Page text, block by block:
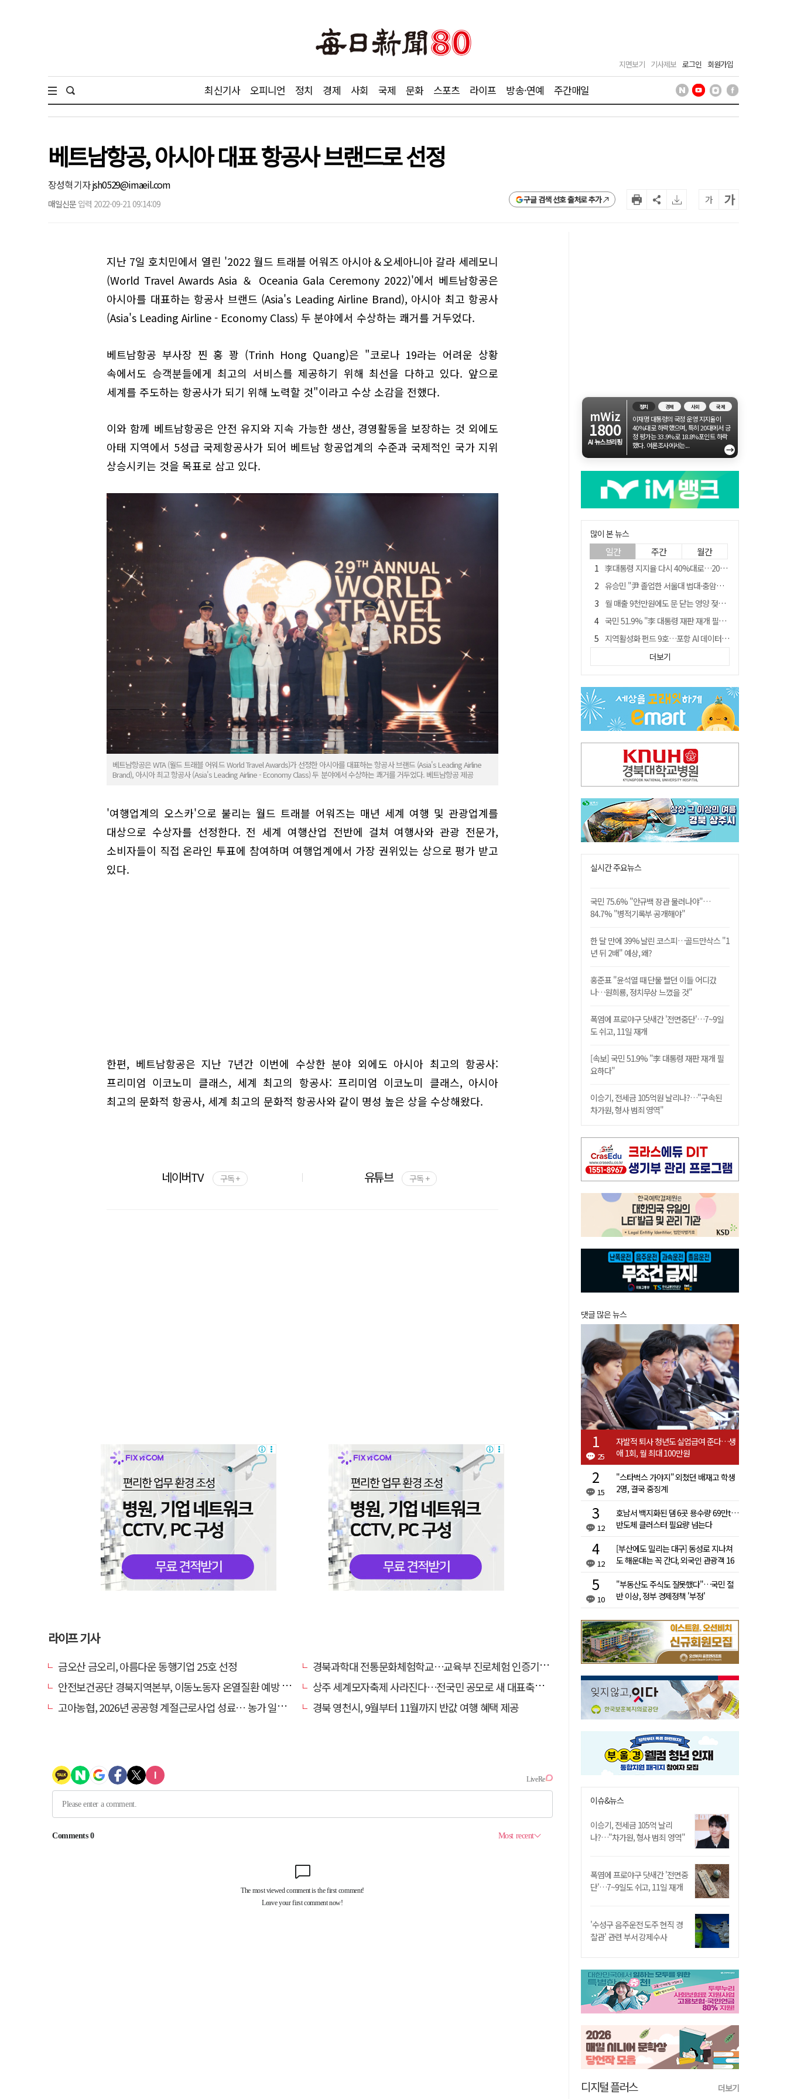
지면보기 기사제보 로그인 회원가입
최신기사 오피니언 정치 경제 사회 국제 문화 스포츠 라이프 방송·연예 주간매일
베트남항공, 아시아 대표 항공사 브랜드로 선정
장성혁 기자jsh0529@imaeil.com
매일신문 입력 2022-09-21 09:14:09 구글 검색 선호 출처로 추가 가 가
지난 7일 호치민에서 열린 '2022 월드 트래블 어워즈 아시아＆오세아니아 갈라 세레모니
(World Travel Awards Asia ＆ Oceania Gala Ceremony 2022)'에서 베트남항공은
아시아를 대표하는 항공사 브랜드 (Asia's Leading Airline Brand), 아시아 최고 항공사
(Asia's Leading Airline - Economy Class) 두 분야에서 수상하는 쾌거를 거두었다.
베트남항공 부사장 찐 홍 꽝 (Trinh Hong Quang)은 "코로나 19라는 어려운 상황
속에서도 승객분들에게 최고의 서비스를 제공하기 위해 최선을 다하고 있다. 앞으로
세계를 주도하는 항공사가 되기 위해 노력할 것"이라고 수상 소감을 전했다.
이와 함께 베트남항공은 안전 유지와 지속 가능한 생산, 경영활동을 보장하는 것 외에도
아태 지역에서 5성급 국제항공사가 되어 베트남 항공업계의 수준과 국제적인 국가 지위
상승시키는 것을 목표로 삼고 있다.
베트남항공은 WTA (월드 트래블 어워드 World Travel Awards)가 선정한 아시아를 대표하는 항공사 브랜드 (Asia's Leading Airline
Brand), 아시아 최고 항공사 (Asia's Leading Airline - Economy Class) 두 분야에서 수상하는 쾌거를 거두었다. 베트남항공 제공
'여행업계의 오스카'으로 불리는 월드 트래블 어워즈는 매년 세계 여행 및 관광업계를
대상으로 수상자를 선정한다. 전 세계 여행산업 전반에 걸쳐 여행사와 관광 전문가,
소비자들이 직접 온라인 투표에 참여하며 여행업계에서 가장 권위있는 상으로 평가 받고
있다.
한편, 베트남항공은 지난 7년간 이번에 수상한 분야 외에도 아시아 최고의 항공사:
프리미엄 이코노미 클래스, 세계 최고의 항공사: 프리미엄 이코노미 클래스, 아시아
최고의 문화적 항공사, 세계 최고의 문화적 항공사와 같이 명성 높은 상을 수상해왔다.
네이버TV 구독 + 유튜브 구독 +
라이프 기사
금오산 금오리, 아름다운 동행기업 25호 선정
경북과학대 전통문화체험학교…교육부 진로체험 인증기관 선정
안전보건공단 경북지역본부, 이동노동자 온열질환 예방 캠페인
상주 세계모자축제 사라진다…전국민 공모로 새 대표축제 발굴 나서
고아농협, 2026년 공공형 계절근로사업 성료… 농가 일손 부족 해소 '효자'
경북 영천시, 9월부터 11월까지 반값 여행 혜택 제공
mWiz
1800
AI 뉴스브리핑
정치 경제 사회 국제
이재명 대통령의 국정 운영 지지율이
40%대로 하락했으며, 특히 20대에서 긍
정 평가는 33.9%로 18.8%포인트 하락
했다. 여론조사에서는...
→
많이 본 뉴스
일간 주간 월간
李대통령 지지율 다시 40%대로…20대는 18.8%p 급락
유승민 "尹 졸업한 서울대 법대·충암고도 없애야"…李 육사 통합 직격
월 매출 9천만원에도 문 닫는 영양 젖소농장… "일할 사람이 없어"
국민 51.9% "李 대통령 재판 재개 필요하다"
지역활성화 펀드 9호…포항 AI 데이터센터에 6천억 투입
경북 영천시, 9월부터 11월까지 반값 여행 혜택 제공
'솔리다임 IPO 추진설' SK하이닉스, 주가 9% 급락
경찰, 홍명보 선임 의혹 수사…대한축구협회 전격 압수수색
"김용민, 흑백논리로 세상 보는 듯" 검찰 내부서 지탄
더보기
실시간 주요뉴스
국민 75.6% "안규백 장관 물러나야"…
84.7% "병적기록부 공개해야"
한 달 만에 39% 날린 코스피…골드만삭스 "1
년 뒤 2배" 예상, 왜?
홍준표 "윤석열 때 단물 빨던 이들 어디갔
나…원희룡, 정치무상 느꼈을 것"
폭염에 프로야구 닷새간 '전면중단'…7~9일
도 쉬고, 11일 재개
[속보] 국민 51.9% "李 대통령 재판 재개 필
요하다"
이승기, 전세금 105억원 날리나?…"구속된
차가원, 형사 범죄 영역"
댓글 많은 뉴스
25
자발적 퇴사 청년도 실업급여 준다…생
애 1회, 월 최대 100만원
15
"스타벅스 가야지" 외쳤던 배재고 학생
2명, 결국 중징계
12
호남서 백지화된 댐 6곳 용수량 69만t…
반도체 클러스터 필요량 넘는다
12
[부산에도 밀리는 대구] 동성로 지나쳐
도 해운대는 꼭 간다, 외국인 관광객 16
10
"부동산도 주식도 잘못했다"…국민 절
반 이상, 정부 경제정책 '부정'
이슈&뉴스
이승기, 전세금 105억 날리
나?…"차가원, 형사 범죄 영역"
폭염에 프로야구 닷새간 '전면중
단'…7~9일도 쉬고, 11일 재개
'수성구 음주운전 도주 현직 경
찰관' 관련 부서 강제수사
디지털 플러스 더보기